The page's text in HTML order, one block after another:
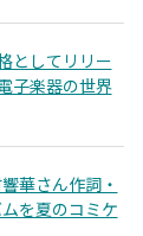
としてリリー
子楽器の世界
華さん作詞・
を夏のコミケ